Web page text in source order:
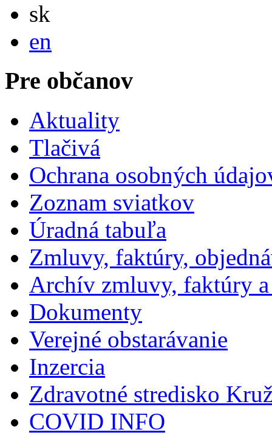
sk
en
Pre občanov
Aktuality
Tlačivá
Ochrana osobných
Zoznam sviatkov
Úradná tabuľa
Zmluvy, faktúry,
Archív zmluvy, faktúry
Dokumenty
Verejné obstarávanie
Inzercia
Zdravotné stredisko
COVID INFO